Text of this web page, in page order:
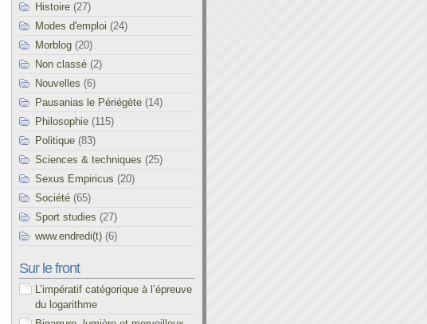
Histoire (27)
Modes d'emploi (24)
Morblog (20)
Non classé (2)
Nouvelles (6)
Pausanias le Périégète (14)
Philosophie (115)
Politique (83)
Sciences & techniques (25)
Sexus Empiricus (20)
Société (65)
Sport studies (27)
www.endredi(t) (6)
Sur le front
L’impératif catégorique à l’épreuve
du logarithme